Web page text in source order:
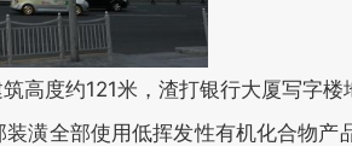
约121米，渣打银行大厦写字楼
全部使用低挥发性有机化合物产品